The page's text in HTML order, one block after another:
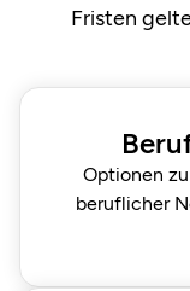
Fristen
Optionen
beruflicher